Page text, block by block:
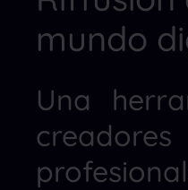
mundo
Una